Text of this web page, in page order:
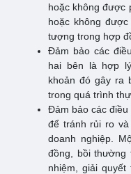
hoặc không được
hoặc không
tượng trong hợp
Đảm bảo các
hai bên là hợp
khoản đó gây ra
trong quá trình
Đảm bảo các
để tránh rủi ro
doanh nghiệp.
đồng, bồi thường
nhiệm, giải